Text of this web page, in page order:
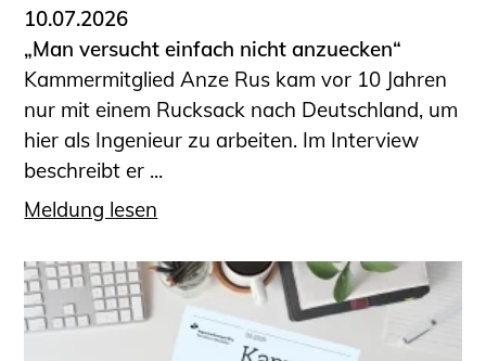
10.07.2026
„Man versucht einfach nicht anzuecken“
Kammermitglied Anze Rus kam vor 10 Jahren
nur mit einem Rucksack nach Deutschland, um
hier als Ingenieur zu arbeiten. Im Interview
beschreibt er ...
Meldung lesen